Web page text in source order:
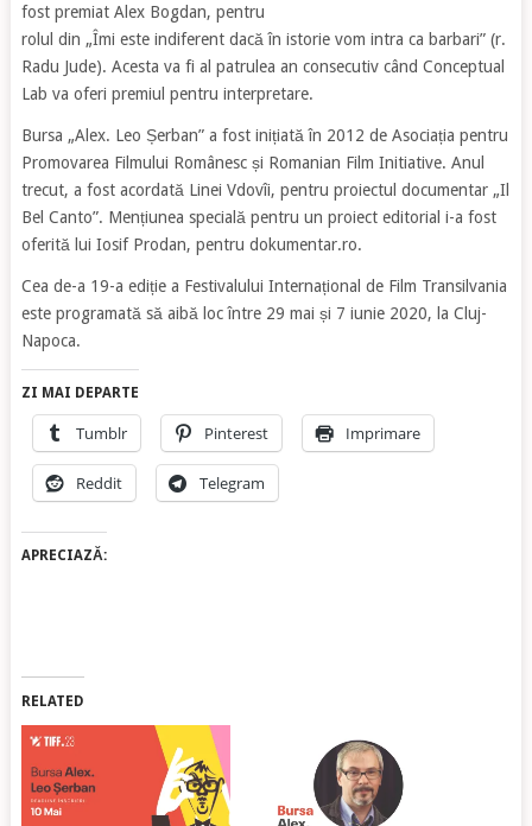
fost premiat Alex Bogdan, pentru
rolul din „Îmi este indiferent dacă în istorie vom intra ca barbari” (r.
Radu Jude). Acesta va fi al patrulea an consecutiv când Conceptual
Lab va oferi premiul pentru interpretare.
Bursa „Alex. Leo Șerban” a fost inițiată în 2012 de Asociația pentru
Promovarea Filmului Românesc și Romanian Film Initiative. Anul
trecut, a fost acordată Linei Vdovîi, pentru proiectul documentar „Il
Bel Canto”. Mențiunea specială pentru un proiect editorial i-a fost
oferită lui Iosif Prodan, pentru dokumentar.ro.
Cea de-a 19-a ediție a Festivalului Internațional de Film Transilvania
este programată să aibă loc între 29 mai și 7 iunie 2020, la Cluj-
Napoca.
ZI MAI DEPARTE
Tumblr Pinterest Imprimare
Reddit Telegram
APRECIAZĂ:
RELATED